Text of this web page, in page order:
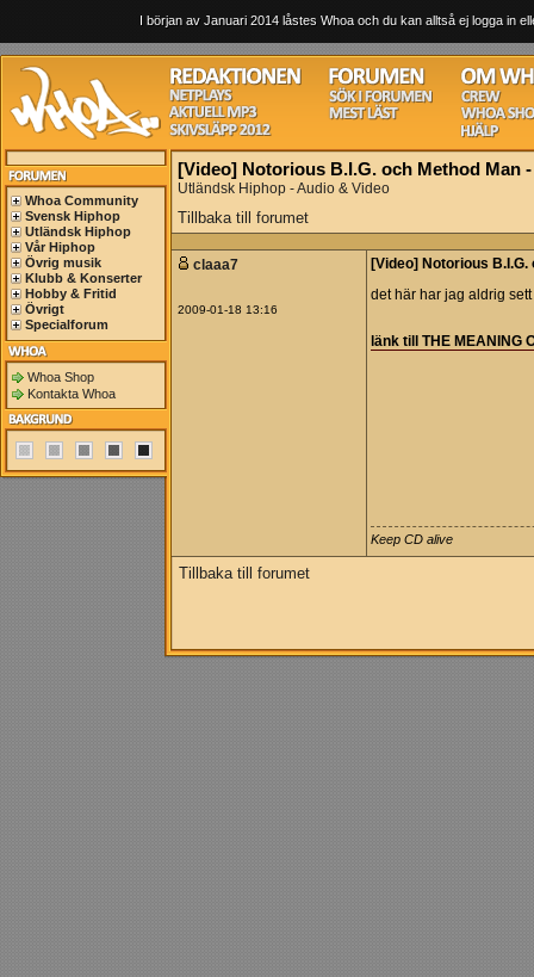
I början av Januari 2014 låstes Whoa och du kan alltså ej logga in
Whoa Community
Svensk Hiphop
Utländsk Hiphop
Vår Hiphop
Övrig musik
Klubb & Konserter
Hobby & Fritid
Övrigt
Specialforum
Whoa Shop
Kontakta Whoa
[Video] Notorious B.I.G. och Method Man
Utländsk Hiphop - Audio & Video
Tillbaka till forumet
claaa7
2009-01-18 13:16
[Video] Notorious B.I.G.
det här har jag aldrig
länk till THE MEANING
Keep CD alive
Tillbaka till forumet